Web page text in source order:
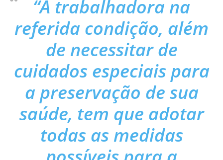
“A trabalhadora na
referida condição, além
de necessitar de
cuidados especiais para
a preservação de sua
saúde, tem que adotar
todas as medidas